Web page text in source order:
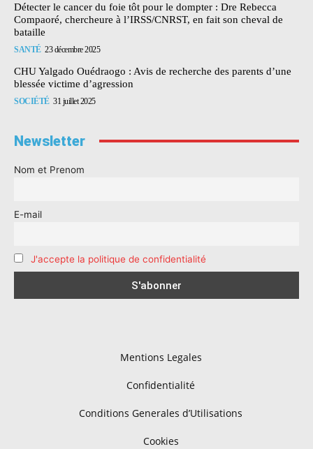
Détecter le cancer du foie tôt pour le dompter : Dre Rebecca
Compaoré, chercheure à l’IRSS/CNRST, en fait son cheval de
bataille
SANTÉ 23 décembre 2025
CHU Yalgado Ouédraogo : Avis de recherche des parents d’une
blessée victime d’agression
SOCIÉTÉ 31 juillet 2025
Newsletter
Nom et Prenom
E-mail
J'accepte la politique de confidentialité
Mentions Legales
Confidentialité
Conditions Generales d’Utilisations
Cookies